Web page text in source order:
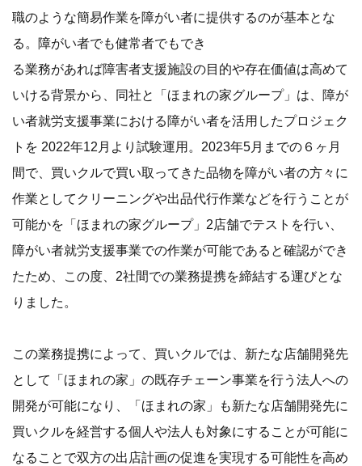
職のような簡易作業を障がい者に提供するのが基本とな
る。障がい者でも健常者でもでき
る業務があれば障害者支援施設の目的や存在価値は高めて
いける背景から、同社と「ほまれの家グループ」は、障が
い者就労支援事業における障がい者を活用したプロジェク
トを 2022年12月より試験運用。2023年5月までの６ヶ月
間で、買いクルで買い取ってきた品物を障がい者の方々に
作業としてクリーニングや出品代行作業などを行うことが
可能かを「ほまれの家グループ」2店舗でテストを行い、
障がい者就労支援事業での作業が可能であると確認ができ
たため、この度、2社間での業務提携を締結する運びとな
りました。
この業務提携によって、買いクルでは、新たな店舗開発先
として「ほまれの家」の既存チェーン事業を行う法人への
開発が可能になり、「ほまれの家」も新たな店舗開発先に
買いクルを経営する個人や法人も対象にすることが可能に
なることで双方の出店計画の促進を実現する可能性を高め